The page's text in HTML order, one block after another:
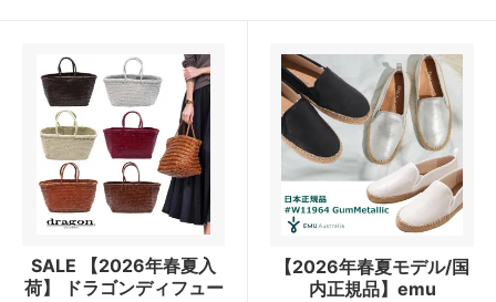
SALE 【2026年春夏入
荷】 ドラゴンディフュー
【2026年春夏モデル/国
内正規品】emu